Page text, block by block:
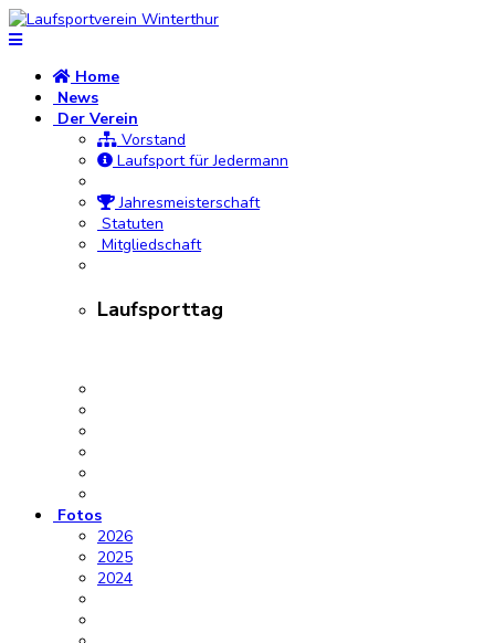
Home
News
Der Verein
Vorstand
Laufsport für Jedermann
Jahresmeisterschaft
Statuten
Mitgliedschaft
Laufsporttag
Fotos
2026
2025
2024